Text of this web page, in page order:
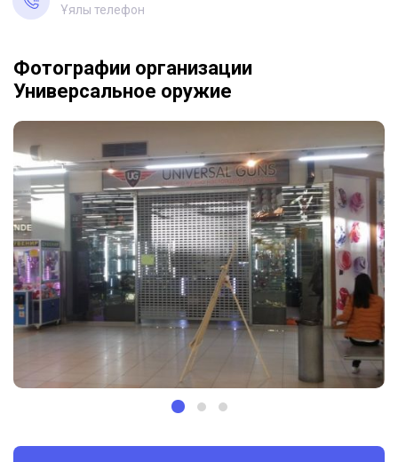
Ұялы телефон
Фотографии организации
Универсальное оружие